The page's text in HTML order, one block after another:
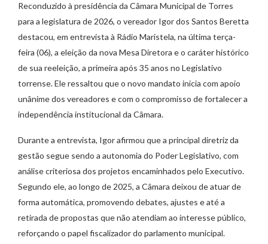
Reconduzido à presidência da Câmara Municipal de Torres
para a legislatura de 2026, o vereador Igor dos Santos Beretta
destacou, em entrevista à Rádio Maristela, na última terça-
feira (06), a eleição da nova Mesa Diretora e o caráter histórico
de sua reeleição, a primeira após 35 anos no Legislativo
torrense. Ele ressaltou que o novo mandato inicia com apoio
unânime dos vereadores e com o compromisso de fortalecer a
independência institucional da Câmara.
Durante a entrevista, Igor afirmou que a principal diretriz da
gestão segue sendo a autonomia do Poder Legislativo, com
análise criteriosa dos projetos encaminhados pelo Executivo.
Segundo ele, ao longo de 2025, a Câmara deixou de atuar de
forma automática, promovendo debates, ajustes e até a
retirada de propostas que não atendiam ao interesse público,
reforçando o papel fiscalizador do parlamento municipal.